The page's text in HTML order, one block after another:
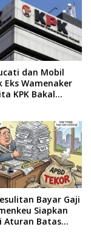
dan Mobil
Eks Wamenaker
KPK Bakal
Bayar Gaji
Siapkan
Aturan Batas